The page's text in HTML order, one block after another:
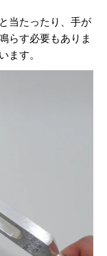
当たったり、手が
らす必要もありま
ます。